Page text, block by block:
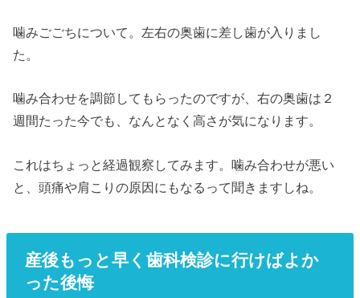
噛みごごちについて。左右の奥歯に差し歯が入りまし
た。
噛み合わせを調節してもらったのですが、右の奥歯は２
週間たった今でも、なんとなく高さが気になります。
これはちょっと経過観察してみます。噛み合わせが悪い
と、頭痛や肩こりの原因にもなるって聞きますしね。
産後もっと早く歯科検診に行けばよか
った後悔